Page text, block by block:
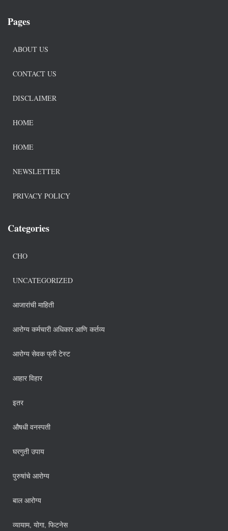
Pages
ABOUT US
CONTACT US
DISCLAIMER
HOME
HOME
NEWSLETTER
PRIVACY POLICY
Categories
CHO
UNCATEGORIZED
आजारांची माहिती
आरोग्य कर्मचारी अधिकार आणि कर्तव्य
आरोग्य सेवक फ्री टेस्ट
आहार विहार
इतर
औषधी वनस्पती
घरगुती उपाय
पुरुषांचे आरोग्य
बाल आरोग्य
व्यायाम, योगा, फिटनेस